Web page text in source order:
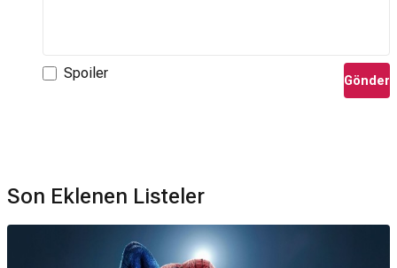
Spoiler Gönder
Son Eklenen Listeler